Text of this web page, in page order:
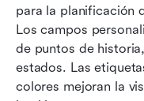
para la planificación
Los campos
de puntos de
estados. Las
colores mejoran la